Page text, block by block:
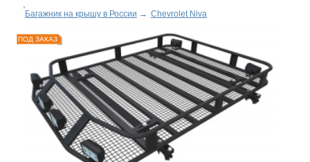
Багажник на крышу в России → Chevrolet Niva
ПОД ЗАКАЗ